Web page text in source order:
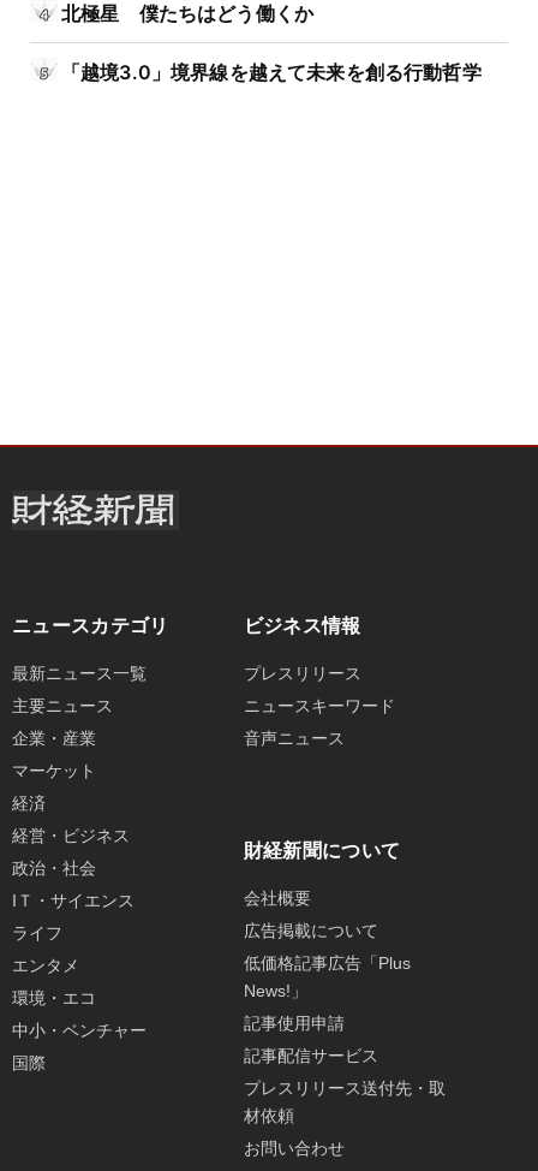
北極星 僕たちはどう働くか
「越境3.0」境界線を越えて未来を創る行動哲学
ニュースカテゴリ
最新ニュース一覧
主要ニュース
企業・産業
マーケット
経済
経営・ビジネス
政治・社会
IＴ・サイエンス
ライフ
エンタメ
環境・エコ
中小・ベンチャー
国際
ビジネス情報
プレスリリース
ニュースキーワード
音声ニュース
財経新聞について
会社概要
広告掲載について
低価格記事広告「Plus
News!」
記事使用申請
記事配信サービス
プレスリリース送付先・取
材依頼
お問い合わせ